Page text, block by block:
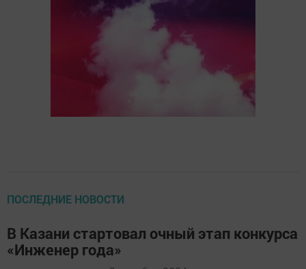
ПОСЛЕДНИЕ НОВОСТИ
В Казани стартовал очный этап конкурса
«Инженер года»